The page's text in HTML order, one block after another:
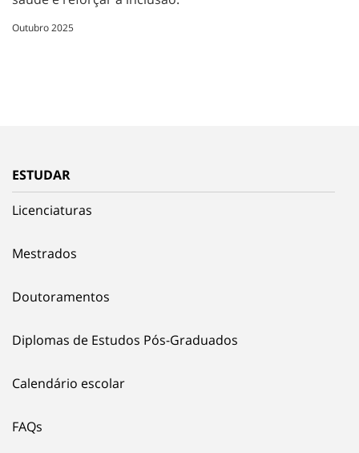
Outubro 2025
ESTUDAR
Licenciaturas
Mestrados
Doutoramentos
Diplomas de Estudos Pós-Graduados
Calendário escolar
FAQs